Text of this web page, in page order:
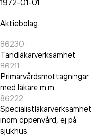
1972-01-01
Aktiebolag
86230 ·
Tandläkarverksamhet
86211 ·
Primärvårdsmottagningar
med läkare m.m.
86222 ·
Specialistläkarverksamhet
inom öppenvård, ej på
sjukhus